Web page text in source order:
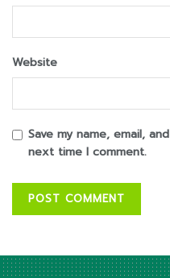
Website
Save my name, email,
next time I comment.